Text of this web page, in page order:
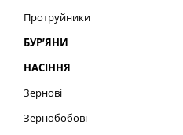
Протруйники
БУР’ЯНИ
НАСІННЯ
Зернові
Зернобобові